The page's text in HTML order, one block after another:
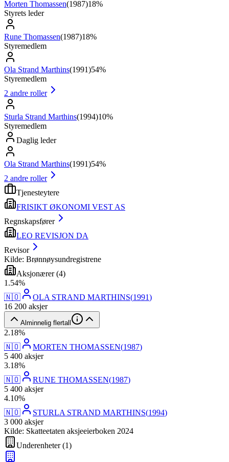
Morten Thomassen(1987)18%
Styrets leder
Rune Thomassen(1987)18%
Styremedlem
Ola Strand Marthins(1991)54%
Styremedlem
2 andre roller
Sturla Strand Marthins(1994)10%
Styremedlem
Daglig leder
Ola Strand Marthins(1991)54%
2 andre roller
Tjenesteytere
FRISIKT ØKONOMI VEST AS
Regnskapsfører
LEO REVISJON DA
Revisor
Kilde: Brønnøysundregistrene
Aksjonærer(4)
1 .54%
🇳🇴
OLA STRAND MARTHINS(1991)
16 200 aksjer
Alminnelig flertall
2.18%
🇳🇴
MORTEN THOMASSEN(1987)
5 400 aksjer
3.18%
🇳🇴
RUNE THOMASSEN(1987)
5 400 aksjer
4.10%
🇳🇴
STURLA STRAND MARTHINS(1994)
3 000 aksjer
Kilde: Skatteetaten aksjeeierboken 2024
Underenheter(1)